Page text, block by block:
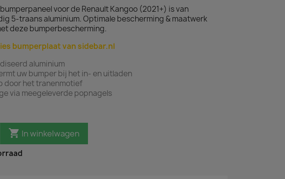
voor de Renault Kangoo (2021+) is van
5-traans aluminium. Optimale bescherming & maatwerk
deze bumperbescherming.
bumperplaat van sidebar.nl
aluminium
uw bumper bij het in- en uitladen
door het tranenmotief
via meegeleverde popnagels
 In winkelwagen